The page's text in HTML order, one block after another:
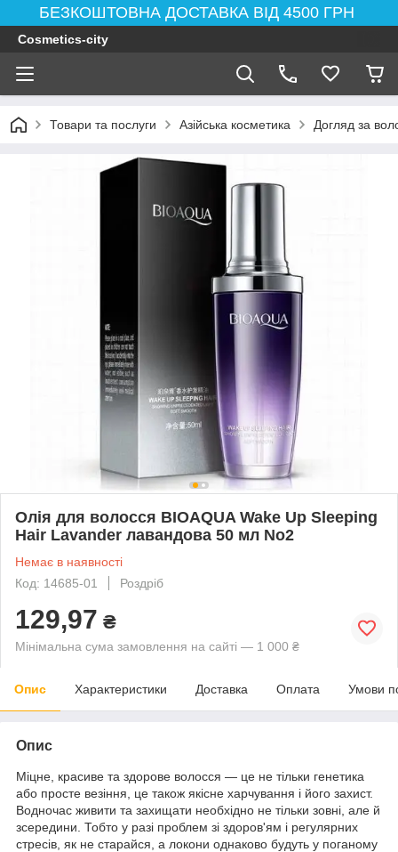
БЕЗКОШТОВНА ДОСТАВКА ВІД 4500 ГРН
Cosmetics-city
Товари та послуги Азійська косметика Догляд за
Олія для волосся BIOAQUA Wake Up Sleeping
Hair Lavander лавандова 50 мл No2
Немає в наявності
Код: 14685-01
Роздріб
129,97 ₴
Мінімальна сума замовлення на сайті — 1 000 ₴
Опис Характеристики Доставка Оплата Умови
Опис
Міцне, красиве та здорове волосся — це не тільки генетика
або просте везіння, це також якісне харчування і його захист.
Водночас живити та захищати необхідно не тільки зовні, але й
зсередини. Тобто у разі проблем зі здоров'ям і регулярних
стресів, як не старайся, а локони однаково будуть у поганому